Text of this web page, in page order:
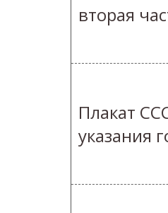
вторая
Плакат
указания